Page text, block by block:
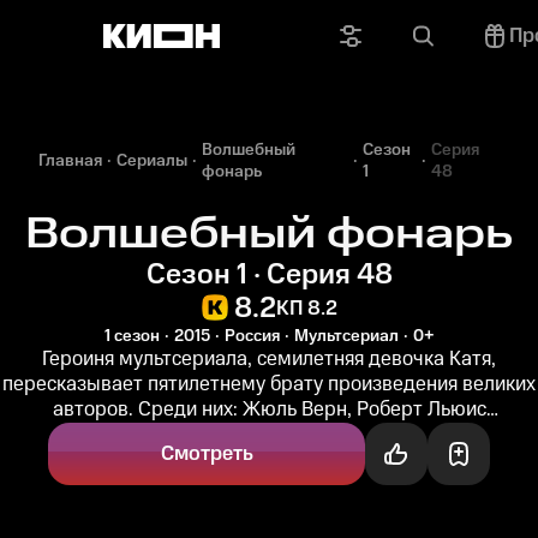
Главная Сериалы
Волшебный
фонарь
Сезон
1
Серия
48
Волшебный фонарь
Сезон 1 · Серия 48
8.2КП 8.2
1 сезон 2015 Россия Мультсериал 0+
Героиня мультсериала, семилетняя девочка Катя,
пересказывает пятилетнему брату произведения великих
авторов. Среди них: Жюль Верн, Роберт Льюис
Стивенсон, Артур Конан Дойл...
Смотреть